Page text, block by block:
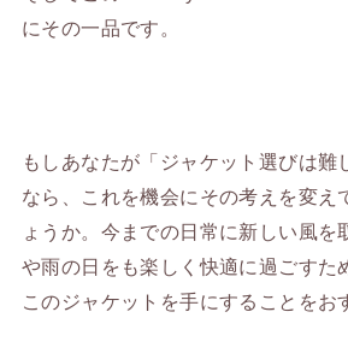
にその一品です。
もしあなたが「ジャケット選びは難
なら、これを機会にその考えを変え
ょうか。今までの日常に新しい風を
や雨の日をも楽しく快適に過ごすた
このジャケットを手にすることをお